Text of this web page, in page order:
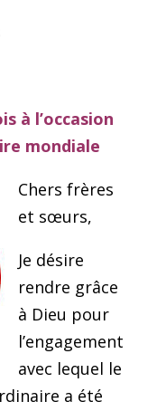
à l’occasion
mondiale
Chers frères
et sœurs,
Je désire
rendre grâce
à Dieu pour
l’engagement
avec lequel le
a été